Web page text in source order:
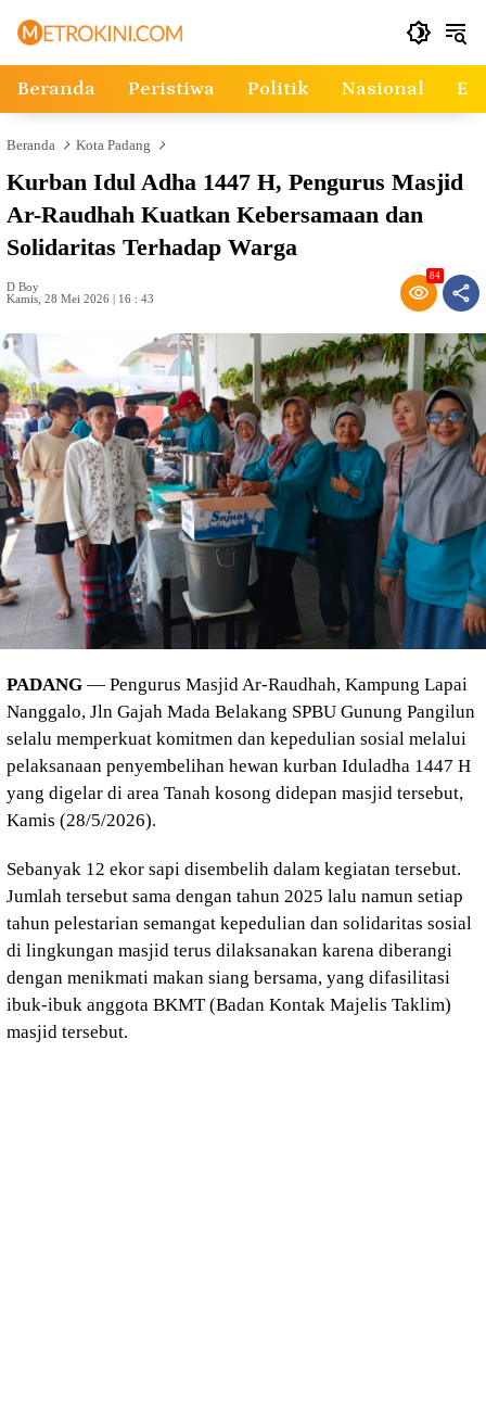
Beranda Peristiwa Politik Nasional
Beranda Kota Padang
Kurban Idul Adha 1447 H, Pengurus Masjid
Ar-Raudhah Kuatkan Kebersamaan dan
Solidaritas Terhadap Warga
D Boy
Kamis, 28 Mei 2026 | 16 : 43
84
PADANG — Pengurus Masjid Ar-Raudhah, Kampung Lapai
Nanggalo, Jln Gajah Mada Belakang SPBU Gunung Pangilun
selalu memperkuat komitmen dan kepedulian sosial melalui
pelaksanaan penyembelihan hewan kurban Iduladha 1447 H
yang digelar di area Tanah kosong didepan masjid tersebut,
Kamis (28/5/2026).
Sebanyak 12 ekor sapi disembelih dalam kegiatan tersebut.
Jumlah tersebut sama dengan tahun 2025 lalu namun setiap
tahun pelestarian semangat kepedulian dan solidaritas sosial
di lingkungan masjid terus dilaksanakan karena diberangi
dengan menikmati makan siang bersama, yang difasilitasi
ibuk-ibuk anggota BKMT (Badan Kontak Majelis Taklim)
masjid tersebut.